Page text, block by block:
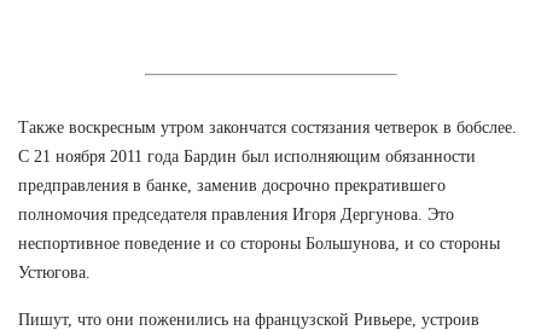
Также воскресным утром закончатся состязания четверок в бобслее.
С 21 ноября 2011 года Бардин был исполняющим обязанности
предправления в банке, заменив досрочно прекратившего
полномочия председателя правления Игоря Дергунова. Это
неспортивное поведение и со стороны Большунова, и со стороны
Устюгова.
Пишут, что они поженились на французской Ривьере, устроив